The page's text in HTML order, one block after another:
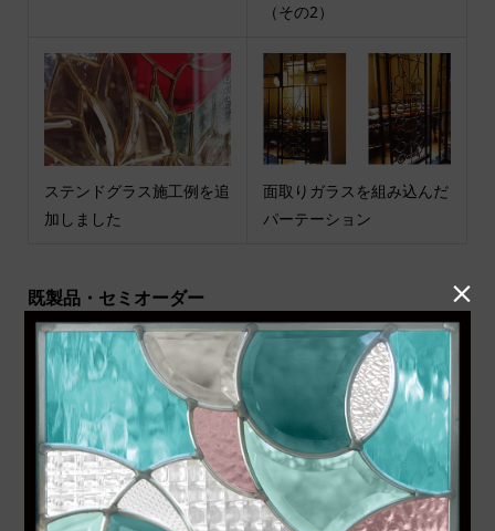
（その2）
ステンドグラス施工例を追
加しました
面取りガラスを組み込んだ
パーテーション
既製品・セミオーダー
焼付ステンドグラス セミオーダー
本ステンドグラス 即納 既製品
Aサイズ：幅480mm×高913mm
